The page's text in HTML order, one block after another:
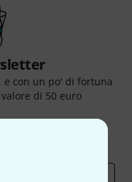
con un po' di fortuna
di 50 euro